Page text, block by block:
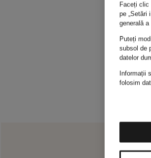
Faceți clic
pe „Setări
generală
Puteți
subsol de
datelor
Informații
folosim